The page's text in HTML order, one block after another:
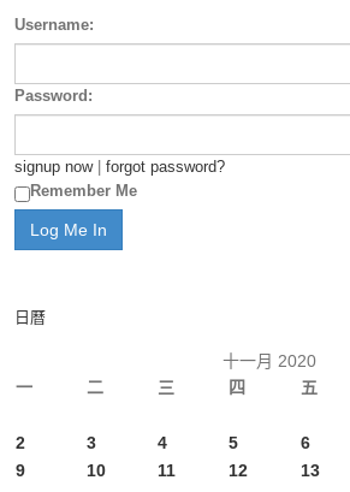
Username:
Password:
signup now| forgot password?
Remember Me
日曆
十一月 2020
一
二 三 四 五
2
3 4 5 6
9
10 11 12 13